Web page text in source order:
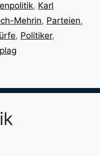
, Karl
Mehrin, Parteien,
, Politiker,